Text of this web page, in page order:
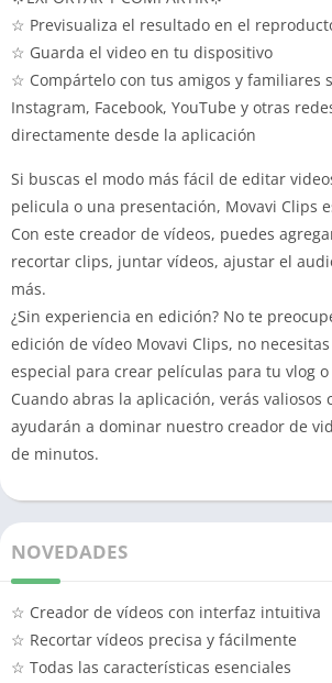
☆ Previsualiza el resultado en el
☆ Guarda el video en tu dispositivo
☆ Compártelo con tus amigos y familiares
Instagram, Facebook, YouTube y otras
directamente desde la aplicación
Si buscas el modo más fácil de editar
pelicula o una presentación, Movavi Clips
Con este creador de vídeos, puedes
recortar clips, juntar vídeos, ajustar el
más.
¿Sin experiencia en edición? No te
edición de vídeo Movavi Clips, no
especial para crear películas para tu vlog
Cuando abras la aplicación, verás valiosos
ayudarán a dominar nuestro creador de
de minutos.
NOVEDADES
☆ Creador de vídeos con interfaz intuitiva
☆ Recortar vídeos precisa y fácilmente
☆ Todas las características esenciales